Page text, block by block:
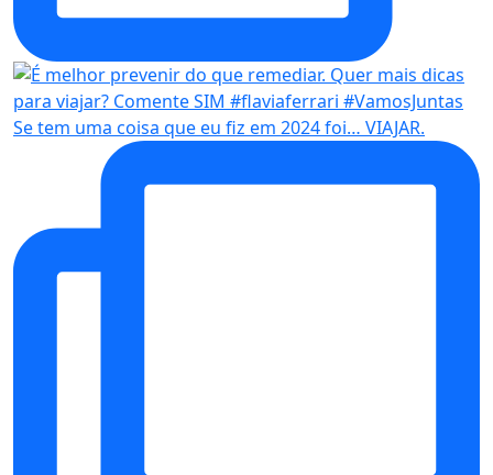
Se tem uma coisa que eu fiz em 2024 foi… VIAJAR.